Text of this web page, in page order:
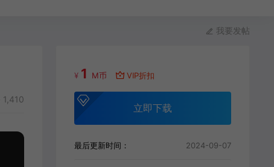
我要发帖
1,410
¥ 1 M币 VIP折扣
立即下载
最后更新时间： 2024-09-07